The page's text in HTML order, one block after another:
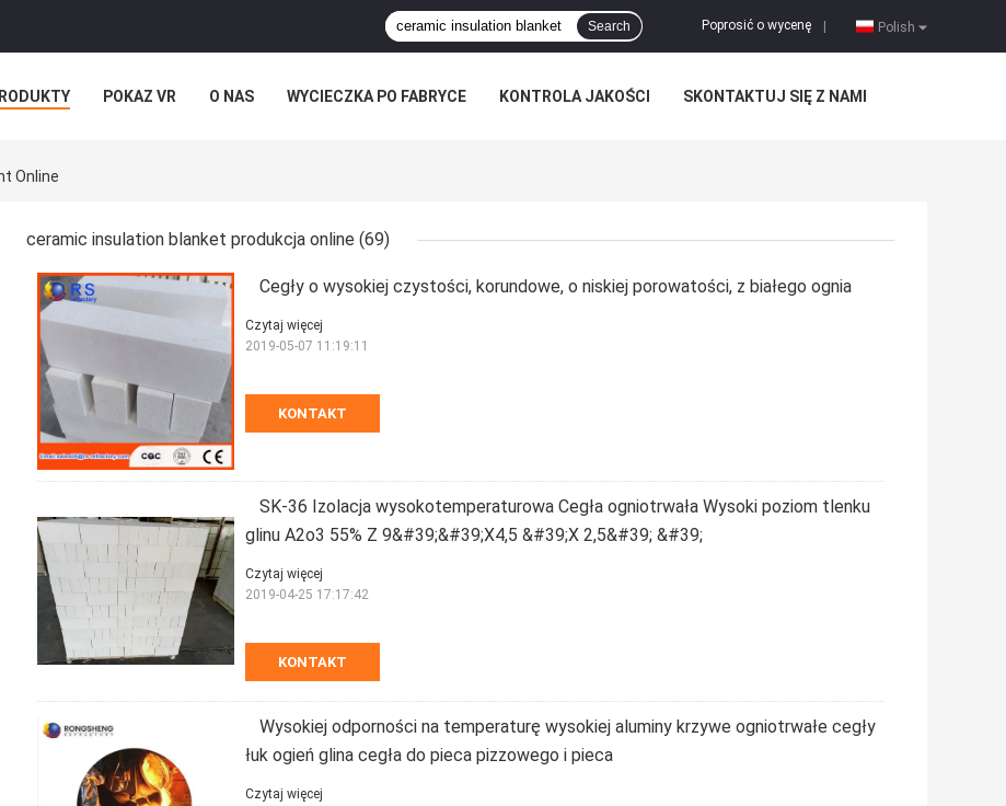
Polish
Poprosić o wycenę
Search
POKAZ VR O NAS WYCIECZKA PO FABRYCE KONTROLA JAKOŚCI SKONTAKTUJ SIĘ Z NAMI
Online
ceramic insulation blanket produkcja online (69)
Cegły o wysokiej czystości, korundowe, o niskiej porowatości, z białego ognia
KONTAKT
Czytaj więcej
2019-05-07 11:19:11
SK-36 Izolacja wysokotemperaturowa Cegła ogniotrwała Wysoki poziom tlenku
glinu A2o3 55% Z 9&#39;&#39;X4,5 &#39;X 2,5&#39; &#39;
KONTAKT
Czytaj więcej
2019-04-25 17:17:42
Wysokiej odporności na temperaturę wysokiej aluminy krzywe ogniotrwałe cegły
łuk ogień glina cegła do pieca pizzowego i pieca
Czytaj więcej